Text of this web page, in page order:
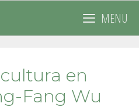
MENU
en
Fang Wu